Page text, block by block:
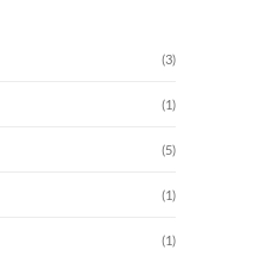
(3)
(1)
(5)
(1)
(1)